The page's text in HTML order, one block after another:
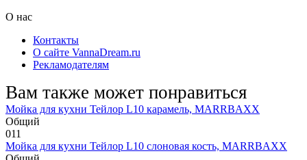
О нас
Контакты
О сайте VannaDream.ru
Рекламодателям
Вам также может понравиться
Мойка для кухни Тейлор L10 карамель, MARRBAXX
Общий
011
Мойка для кухни Тейлор L10 слоновая кость, MARRBAXX